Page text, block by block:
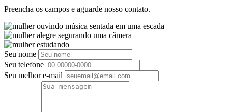
Preencha os campos e aguarde nosso contato.
Seu nome
Seu telefone
Seu melhor e-mail